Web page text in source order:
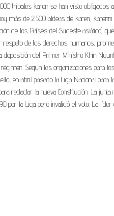
tribales karen se han visto obligados
más de 2.500 aldeas de karen,
de los Países del Sudeste asiático)
de los derechos humanos,
del Primer Ministro Khin
Según las organizaciones para
en abril pasado la Liga Nacional para
redactar la nueva Constitución. La junta
por la Liga pero invalidó el voto. La líder